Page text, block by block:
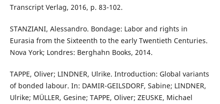
Transcript Verlag, 2016, p. 83-102.
STANZIANI, Alessandro. Bondage: Labor and rights in
Eurasia from the Sixteenth to the early Twentieth Centuries.
Nova York; Londres: Berghahn Books, 2014.
TAPPE, Oliver; LINDNER, Ulrike. Introduction: Global variants
of bonded labour. In: DAMIR-GEILSDORF, Sabine; LINDNER,
Ulrike; MÜLLER, Gesine; TAPPE, Oliver; ZEUSKE, Michael